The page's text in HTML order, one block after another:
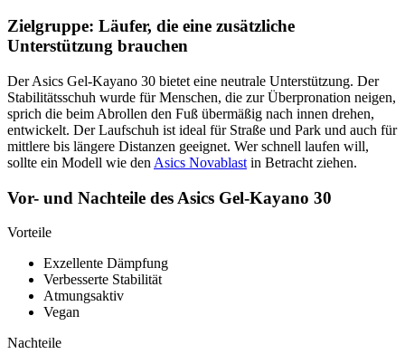
Zielgruppe: Läufer, die eine zusätzliche
Unterstützung brauchen
Der Asics Gel-Kayano 30 bietet eine neutrale Unterstützung. Der
Stabilitätsschuh wurde für Menschen, die zur Überpronation neigen,
sprich die beim Abrollen den Fuß übermäßig nach innen drehen,
entwickelt. Der Laufschuh ist ideal für Straße und Park und auch für
mittlere bis längere Distanzen geeignet. Wer schnell laufen will,
sollte ein Modell wie den Asics Novablast in Betracht ziehen.
Vor- und Nachteile des Asics Gel-Kayano 30
Vorteile
Exzellente Dämpfung
Verbesserte Stabilität
Atmungsaktiv
Vegan
Nachteile